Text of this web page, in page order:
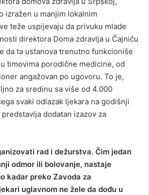
izražen u manjim lokalnim
teže uspijevaju da privuku mlade
direktora Doma zdravlja u Čajniču
da ta ustanova trenutno funkcioniše
timovima porodične medicine, od
angažovan po ugovoru. To je,
za sredinu sa više od 4.000
svaki odlazak ljekara na godišnji
dodatan izazov za
rad i dežurstva. Čim jedan
odmor ili bolovanje, nastaje
kadar preko Zavoda za
uglavnom ne žele da dođu u